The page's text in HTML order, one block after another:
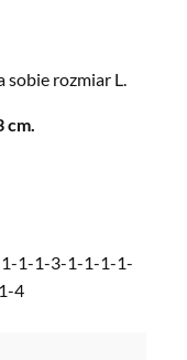
sobie rozmiar L.
cm.
1-1-3-1-1-1-1-
4